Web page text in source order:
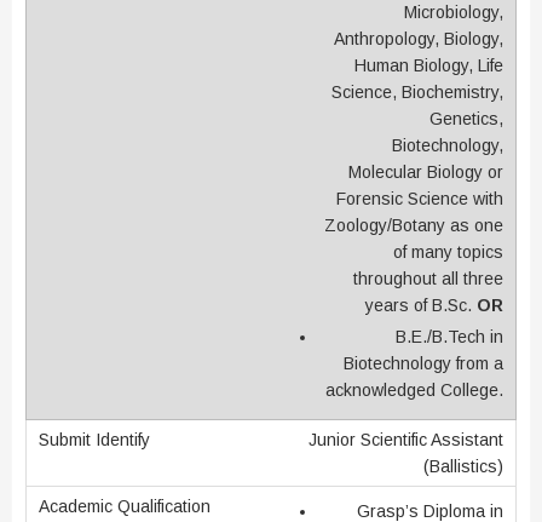
Microbiology,
Anthropology, Biology,
Human Biology, Life
Science, Biochemistry,
Genetics,
Biotechnology,
Molecular Biology or
Forensic Science with
Zoology/Botany as one
of many topics
throughout all three
years of B.Sc. OR
B.E./B.Tech in
Biotechnology from a
acknowledged College.
Junior Scientific Assistant
(Ballistics)
Grasp’s Diploma in